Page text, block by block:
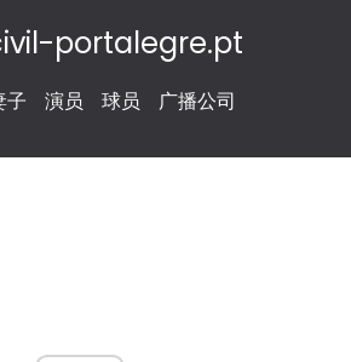
portalegre.pt
子 演员 球员 广播公司